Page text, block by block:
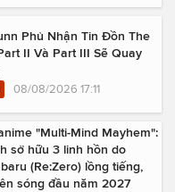
Phủ Nhận Tin Đồn The
II Và Part III Sẽ Quay
08/08/2026 17:11
"Multi-Mind Mayhem":
sở hữu 3 linh hồn do
(Re:Zero) lồng tiếng,
sóng đầu năm 2027